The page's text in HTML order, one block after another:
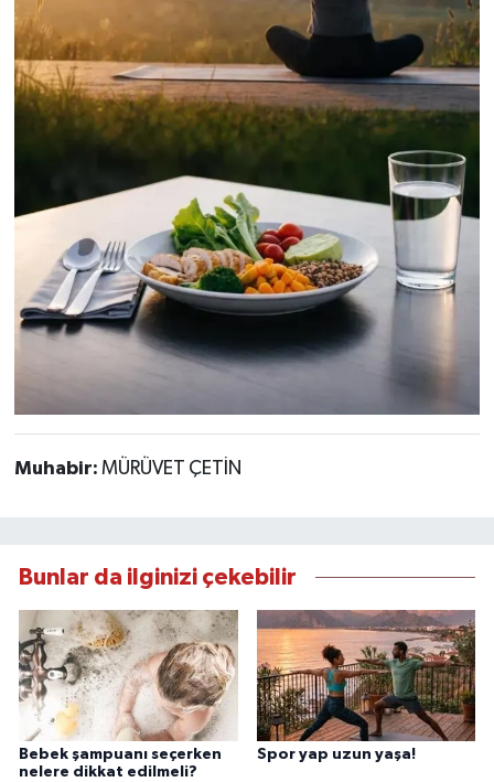
Muhabir: MÜRÜVET ÇETİN
Bunlar da ilginizi çekebilir
Bebek şampuanı seçerken
nelere dikkat edilmeli?
Spor yap uzun yaşa!